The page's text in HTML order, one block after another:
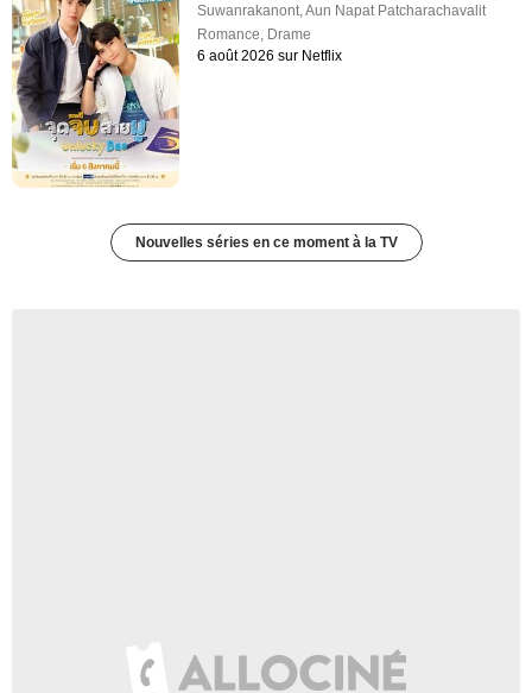
Suwanrakanont,Aun Napat Patcharachavalit
Romance, Drame
6 août 2026 sur Netflix
Nouvelles séries en ce moment à la TV